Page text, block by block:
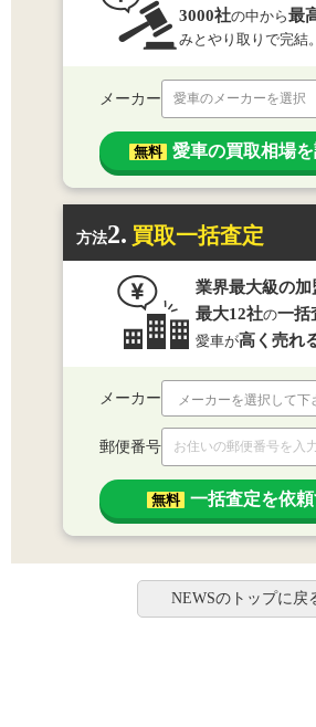
3000社の中から最
みとやり取りで完結。
メーカー 愛車のメーカーを選択
無料 愛車の買取相場
方法2. 買取一括査定
業界最大級の加
最大12社の一括
愛車が高く売れ
メーカー
郵便番号
無料 一括査定を依
NEWSのトップに戻